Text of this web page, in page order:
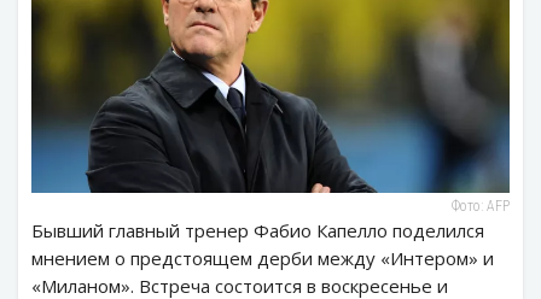
Фото: AFP
Бывший главный тренер Фабио Капелло поделился
мнением о предстоящем дерби между «Интером» и
«Миланом». Встреча состоится в воскресенье и